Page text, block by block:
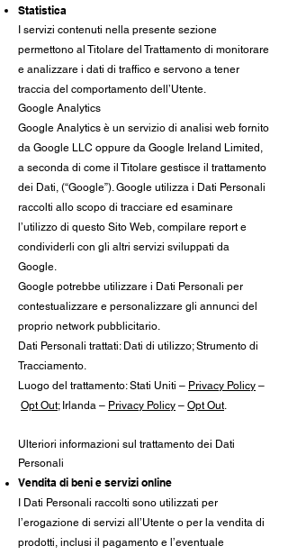
Statistica
I servizi contenuti nella presente sezione
permettono al Titolare del Trattamento di monitorare
e analizzare i dati di traffico e servono a tener
traccia del comportamento dell’Utente.
Google Analytics
Google Analytics è un servizio di analisi web fornito
da Google LLC oppure da Google Ireland Limited,
a seconda di come il Titolare gestisce il trattamento
dei Dati, (“Google”). Google utilizza i Dati Personali
raccolti allo scopo di tracciare ed esaminare
l’utilizzo di questo Sito Web, compilare report e
condividerli con gli altri servizi sviluppati da
Google.
Google potrebbe utilizzare i Dati Personali per
contestualizzare e personalizzare gli annunci del
proprio network pubblicitario.
Dati Personali trattati: Dati di utilizzo; Strumento di
Tracciamento.
Luogo del trattamento: Stati Uniti – Privacy Policy –
Opt Out; Irlanda – Privacy Policy – Opt Out.
Ulteriori informazioni sul trattamento dei Dati
Personali
Vendita di beni e servizi online
I Dati Personali raccolti sono utilizzati per
l’erogazione di servizi all’Utente o per la vendita di
prodotti, inclusi il pagamento e l’eventuale